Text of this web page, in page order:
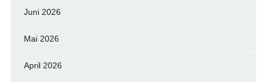
Juni 2026
Mai 2026
April 2026